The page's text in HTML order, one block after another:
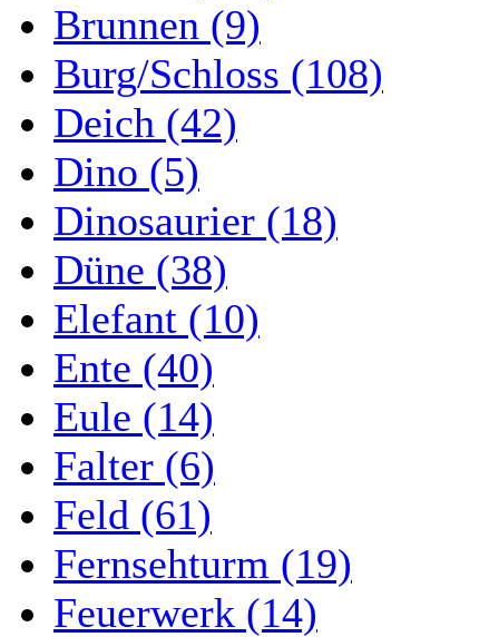
Brunnen (9)
Burg/Schloss (108)
Deich (42)
Dino (5)
Dinosaurier (18)
Düne (38)
Elefant (10)
Ente (40)
Eule (14)
Falter (6)
Feld (61)
Fernsehturm (19)
Feuerwerk (14)